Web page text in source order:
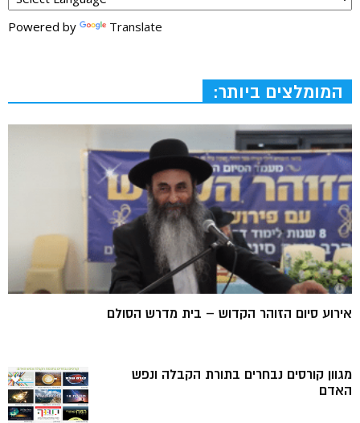
Powered by Translate
המומלצים ביותר:
אירוע סיום הזוהר הקדוש – בית מדרש הסולם
מגוון קורסים נבחרים בתורת הקבלה ונפש
האדם